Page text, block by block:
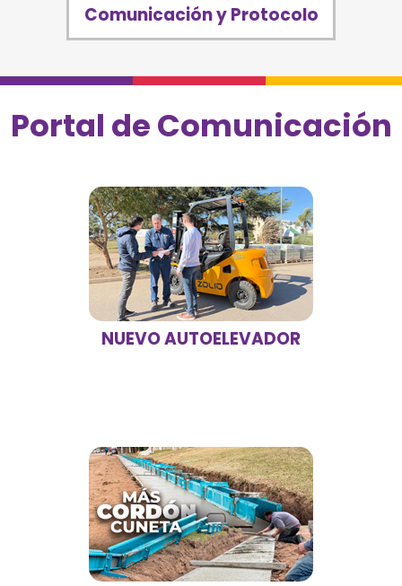
Comunicación y Protocolo
Portal de Comunicación
NUEVO AUTOELEVADOR